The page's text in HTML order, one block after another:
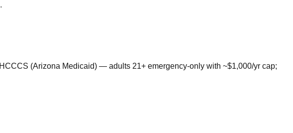
(Arizona Medicaid) — adults 21+ emergency-only with ~$1,000/yr cap;